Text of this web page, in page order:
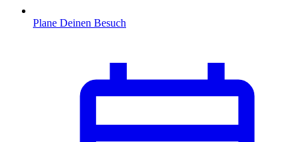
Plane Deinen Besuch